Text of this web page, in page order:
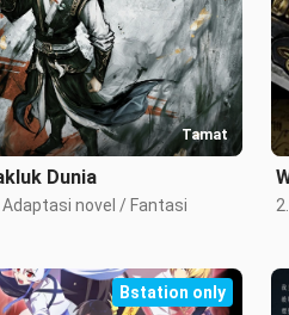
Tamat
Dunia
Bstation only